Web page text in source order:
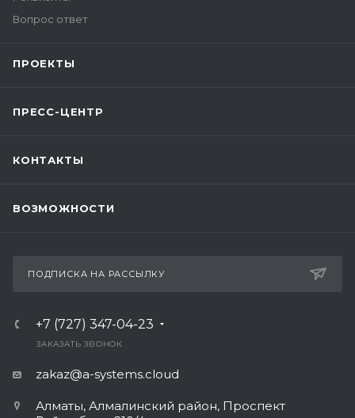
Вопрос ответ
ПРОЕКТЫ
ПРЕСС-ЦЕНТР
КОНТАКТЫ
ВОЗМОЖНОСТИ
ПОДПИСКА НА РАССЫЛКУ
+7 (727) 347-04-23
ЗАКАЗАТЬ ЗВОНОК
zakaz@a-systems.cloud
Алматы, ​Алмалинский район, Проспект